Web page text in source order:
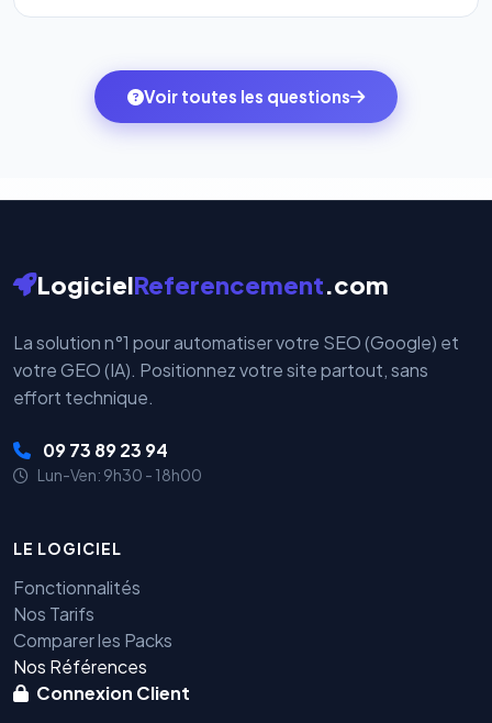
l'onglet« Migrer votre pack »pour basculer en
ambitions du moment — sans perdre vos données ni
votre historique.
monde. Vos données bancaires ne transitent jamais
par nos serveurs — elles sont gérées directement et
Voir toutes les questions
LogicielReferencement.com
La solution n°1 pour automatiser votre SEO (Google) et
votre GEO (IA). Positionnez votre site partout, sans
effort technique.
09 73 89 23 94
Lun-Ven: 9h30 - 18h00
LE LOGICIEL
Fonctionnalités
Nos Tarifs
Comparer les Packs
Nos Références
Connexion Client